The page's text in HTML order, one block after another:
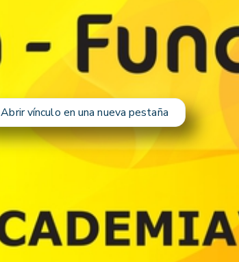
Abrir vínculo en una nueva pestaña